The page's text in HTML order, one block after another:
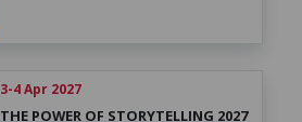
3-4 Apr 2027
THE POWER OF STORYTELLING 2027